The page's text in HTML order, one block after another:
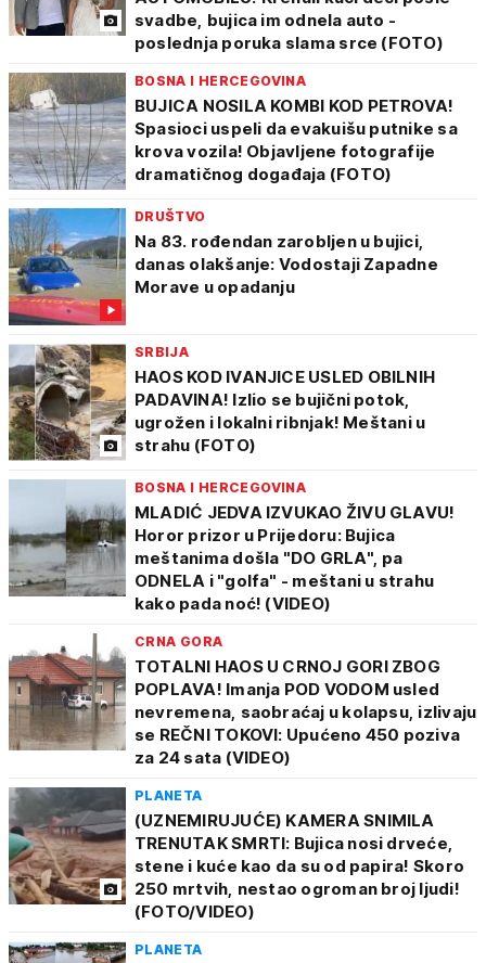
svadbe, bujica im odnela auto -
poslednja poruka slama srce (FOTO)
BOSNA I HERCEGOVINA
BUJICA NOSILA KOMBI KOD PETROVA!
Spasioci uspeli da evakuišu putnike sa
krova vozila! Objavljene fotografije
dramatičnog događaja (FOTO)
DRUŠTVO
Na 83. rođendan zarobljen u bujici,
danas olakšanje: Vodostaji Zapadne
Morave u opadanju
SRBIJA
HAOS KOD IVANJICE USLED OBILNIH
PADAVINA! Izlio se bujični potok,
ugrožen i lokalni ribnjak! Meštani u
strahu (FOTO)
BOSNA I HERCEGOVINA
MLADIĆ JEDVA IZVUKAO ŽIVU GLAVU!
Horor prizor u Prijedoru: Bujica
meštanima došla "DO GRLA", pa
ODNELA i "golfa" - meštani u strahu
kako pada noć! (VIDEO)
CRNA GORA
TOTALNI HAOS U CRNOJ GORI ZBOG
POPLAVA! Imanja POD VODOM usled
nevremena, saobraćaj u kolapsu, izlivaju
se REČNI TOKOVI: Upućeno 450 poziva
za 24 sata (VIDEO)
PLANETA
(UZNEMIRUJUĆE) KAMERA SNIMILA
TRENUTAK SMRTI: Bujica nosi drveće,
stene i kuće kao da su od papira! Skoro
250 mrtvih, nestao ogroman broj ljudi!
(FOTO/VIDEO)
PLANETA